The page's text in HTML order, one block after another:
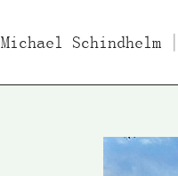
Michael Schindhelm
Bücher